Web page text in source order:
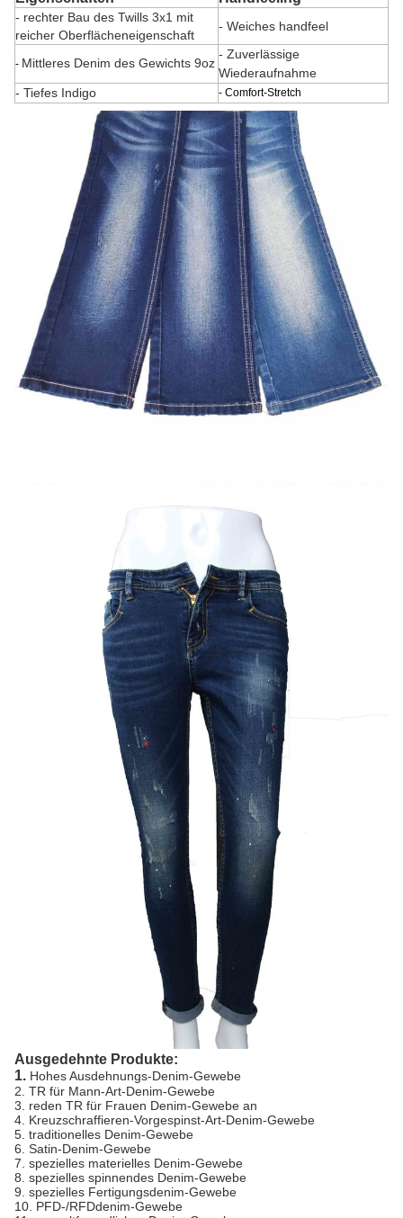
- rechter Bau des Twills 3x1 mit
reicher Oberflächeneigenschaft
- Weiches handfeel
- Mittleres Denim des Gewichts 9oz
- Zuverlässige
Wiederaufnahme
- Tiefes Indigo
- Comfort-Stretch
Ausgedehnte Produkte:
1. Hohes Ausdehnungs-Denim-Gewebe
2. TR für Mann-Art-Denim-Gewebe
3. reden TR für Frauen Denim-Gewebe an
4. Kreuzschraffieren-Vorgespinst-Art-Denim-Gewebe
5. traditionelles Denim-Gewebe
6. Satin-Denim-Gewebe
7. spezielles materielles Denim-Gewebe
8. spezielles spinnendes Denim-Gewebe
9. spezielles Fertigungsdenim-Gewebe
10. PFD-/RFDdenim-Gewebe